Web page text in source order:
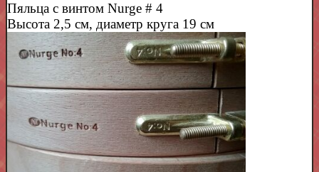
Пяльца с винтом Nurge # 4
Высота 2,5 см, диаметр круга 19 см